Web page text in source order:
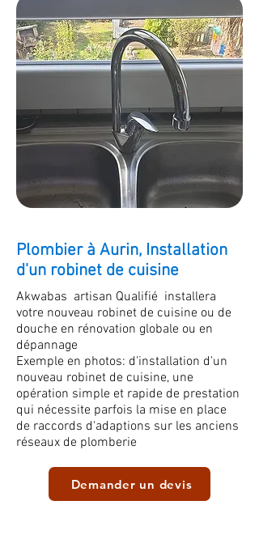
Plombier à Aurin, Installation
d'un robinet de cuisine
Akwabas artisan Qualifié installera
votre nouveau robinet de cuisine ou de
douche en rénovation globale ou en
dépannage
Exemple en photos: d'installation d'un
nouveau robinet de cuisine, une
opération simple et rapide de prestation
qui nécessite parfois la mise en place
de raccords d'adaptions sur les anciens
réseaux de plomberie
Demander un devis